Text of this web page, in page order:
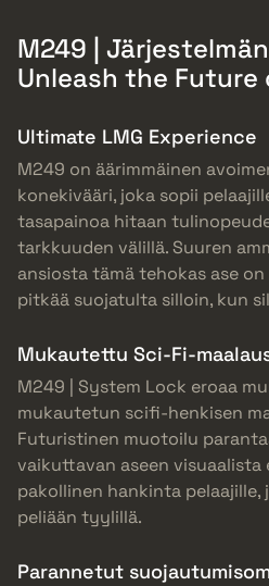
M249 |
Unleash the Future
Ultimate LMG Experience
M249 on äärimmäinen
konekivääri, joka sopii
tasapainoa hitaan
tarkkuuden välillä. Suuren
ansiosta tämä tehokas ase
pitkää suojatulta silloin, kun
Mukautettu Sci-Fi-
M249 | System Lock eroaa
mukautetun scifi-henkisen
Futuristinen muotoilu
vaikuttavan aseen visuaalista
pakollinen hankinta
peliään tyylillä.
Parannetut